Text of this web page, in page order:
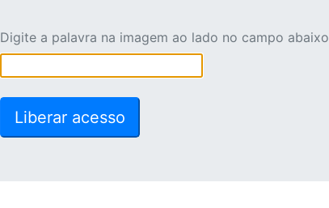
Digite a palavra na imagem ao lado no campo abaixo